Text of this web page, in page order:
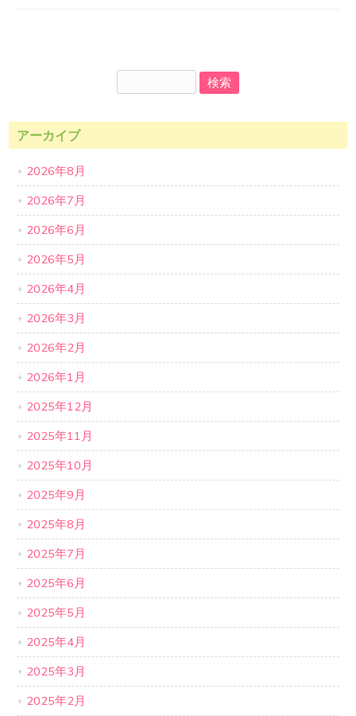
アーカイブ
2026年8月
2026年7月
2026年6月
2026年5月
2026年4月
2026年3月
2026年2月
2026年1月
2025年12月
2025年11月
2025年10月
2025年9月
2025年8月
2025年7月
2025年6月
2025年5月
2025年4月
2025年3月
2025年2月